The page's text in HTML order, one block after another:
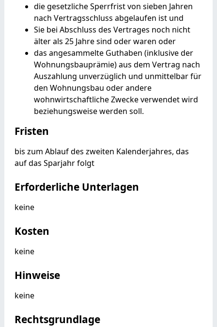
die gesetzliche Sperrfrist von sieben Jahren
nach Vertragsschluss abgelaufen ist und
Sie bei Abschluss des Vertrages noch nicht
älter als 25 Jahre sind oder waren oder
das angesammelte Guthaben (inklusive der
Wohnungsbauprämie) aus dem Vertrag nach
Auszahlung unverzüglich und unmittelbar für
den Wohnungsbau oder andere
wohnwirtschaftliche Zwecke verwendet wird
beziehungsweise werden soll.
Fristen
bis zum Ablauf des zweiten Kalenderjahres, das
auf das Sparjahr folgt
Erforderliche Unterlagen
keine
Kosten
keine
Hinweise
keine
Rechtsgrundlage